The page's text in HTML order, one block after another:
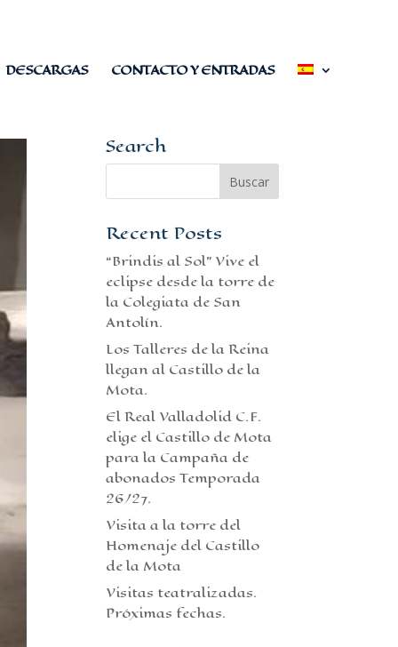
DESCARGAS CONTACTO Y ENTRADAS
Search
Recent Posts
“Brindis al Sol” Vive el
eclipse desde la torre de
la Colegiata de San
Antolín.
Los Talleres de la Reina
llegan al Castillo de la
Mota.
El Real Valladolid C.F.
elige el Castillo de Mota
para la Campaña de
abonados Temporada
26/27.
Visita a la torre del
Homenaje del Castillo
de la Mota
Visitas teatralizadas.
Próximas fechas.